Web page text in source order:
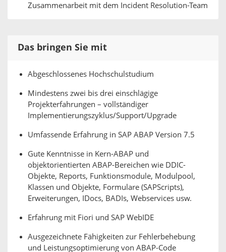
Zusammenarbeit mit dem Incident Resolution-Team
Das bringen Sie mit
Abgeschlossenes Hochschulstudium
Mindestens zwei bis drei einschlägige
Projekterfahrungen – vollständiger
Implementierungszyklus/Support/Upgrade
Umfassende Erfahrung in SAP ABAP Version 7.5
Gute Kenntnisse in Kern-ABAP und
objektorientierten ABAP-Bereichen wie DDIC-
Objekte, Reports, Funktionsmodule, Modulpool,
Klassen und Objekte, Formulare (SAPScripts),
Erweiterungen, IDocs, BADIs, Webservices usw.
Erfahrung mit Fiori und SAP WebIDE
Ausgezeichnete Fähigkeiten zur Fehlerbehebung
und Leistungsoptimierung von ABAP-Code